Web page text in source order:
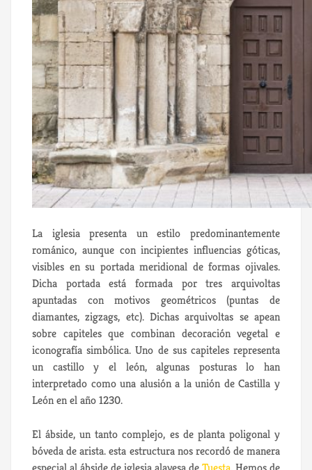
La iglesia presenta un estilo predominantemente
románico, aunque con incipientes influencias góticas,
visibles en su portada meridional de formas ojivales.
Dicha portada está formada por tres arquivoltas
apuntadas con motivos geométricos (puntas de
diamantes, zigzags, etc). Dichas arquivoltas se apean
sobre capiteles que combinan decoración vegetal e
iconografía simbólica. Uno de sus capiteles representa
un castillo y el león, algunas posturas lo han
interpretado como una alusión a la unión de Castilla y
León en el año 1230.
El ábside, un tanto complejo, es de planta poligonal y
bóveda de arista. esta estructura nos recordó de manera